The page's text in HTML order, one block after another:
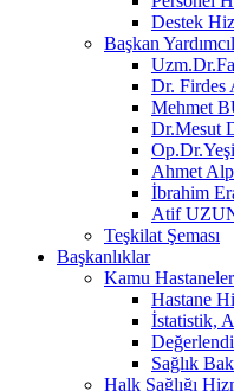
Destek
Başkan
Dr. Firdes
Mehmet
Dr.Mesut
Ahmet
İbrahim
Atif
Teşkilat Şeması
Başkanlıklar
Kamu
Hastane
İstatistik,
Sağlık
Halk Sağlığı